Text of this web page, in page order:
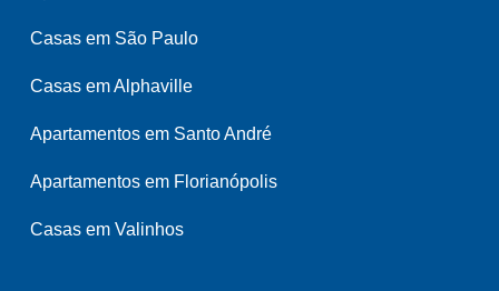
Casas em São Paulo
Casas em Alphaville
Apartamentos em Santo André
Apartamentos em Florianópolis
Casas em Valinhos